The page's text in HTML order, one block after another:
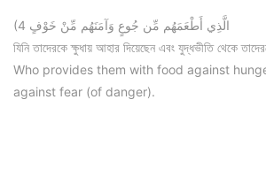
(4 الَّذِي أَطْعَمَهُم مِّن جُوعٍ وَآمَنَهُم مِّنْ خَوْفٍ
যিনি তাদেরকে ক্ষুধায় আহার দিয়েছেন এবং যুদ্ধভীতি থেকে
Who provides them with food against
against fear (of danger).